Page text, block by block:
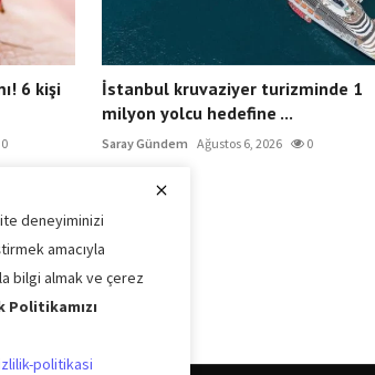
6 kişi
0
İstanbul kruvaziyer turizminde 1
milyon yolcu hedefine ...
Saray Gündem Ağustos 6, 2026 0
deneyiminizi
amacıyla
bilgi almak ve çerez
Politikamızı
politikasi